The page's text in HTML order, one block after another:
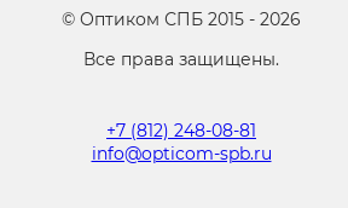
© Оптиком СПБ 2015 - 2026
Все права защищены.
+7 (812) 248-08-81
info@opticom-spb.ru